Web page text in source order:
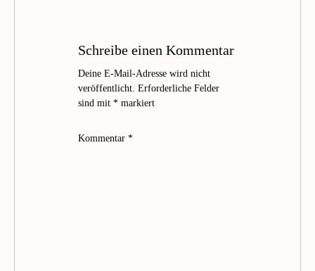
Schreibe einen Kommentar
Deine E-Mail-Adresse wird nicht
veröffentlicht. Erforderliche Felder
sind mit * markiert
Kommentar *